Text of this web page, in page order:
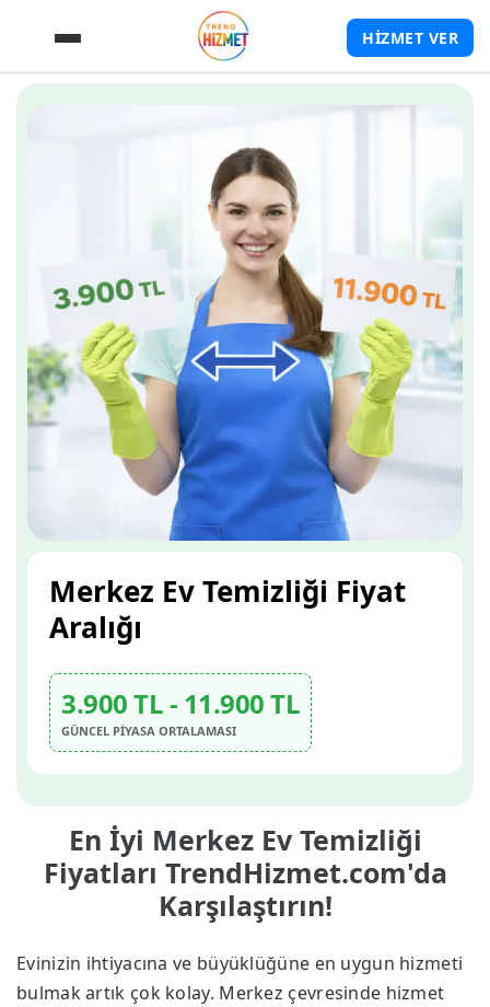
HİZMET VER
En İyi Merkez Ev Temizliği
Fiyatları TrendHizmet.com'da
Karşılaştırın!
Evinizin ihtiyacına ve büyüklüğüne en uygun hizmeti
bulmak artık çok kolay. Merkez çevresinde hizmet
Merkez Ev Temizliği Fiyat
Aralığı
3.900 TL - 11.900 TL
GÜNCEL PİYASA ORTALAMASI